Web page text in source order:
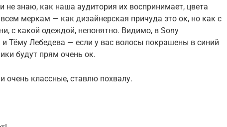
не знаю, как наша аудитория их воспринимает, цвета
меркам — как дизайнерская причуда это ок, но как с
с какой одеждой, непонятно. Видимо, в Sony
Тёму Лебедева — если у вас волосы покрашены в синий
будут прям очень ок.
очень классные, ставлю похвалу.